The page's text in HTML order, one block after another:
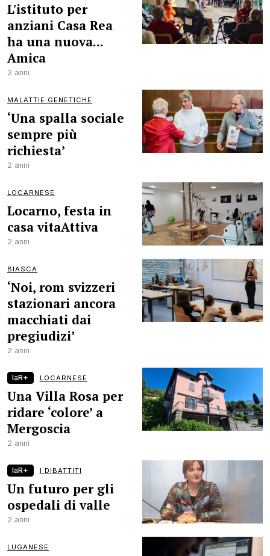
L'istituto per
anziani Casa Rea
ha una nuova...
Amica
2 anni
MALATTIE GENETICHE
‘Una spalla sociale
sempre più
richiesta’
2 anni
LOCARNESE
Locarno, festa in
casa vitaAttiva
2 anni
BIASCA
‘Noi, rom svizzeri
stazionari ancora
macchiati dai
pregiudizi’
2 anni
laR+ LOCARNESE
Una Villa Rosa per
ridare ‘colore’ a
Mergoscia
2 anni
laR+ I DIBATTITI
Un futuro per gli
ospedali di valle
2 anni
LUGANESE